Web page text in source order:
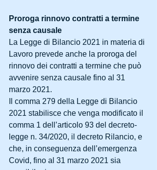
Proroga rinnovo contratti a termine
senza causale
La Legge di Bilancio 2021 in materia di
Lavoro prevede anche la proroga del
rinnovo dei contratti a termine che può
avvenire senza causale fino al 31
marzo 2021.
Il comma 279 della Legge di Bilancio
2021 stabilisce che venga modificato il
comma 1 dell’articolo 93 del decreto-
legge n. 34/2020, il decreto Rilancio, e
che, in conseguenza dell’emergenza
Covid, fino al 31 marzo 2021 sia